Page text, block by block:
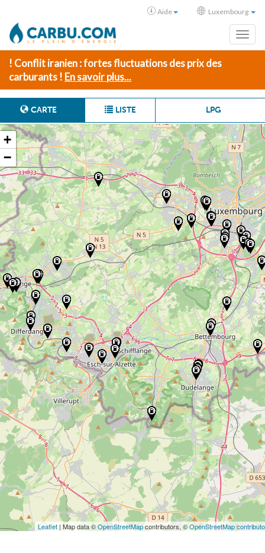
Aide Luxembourg
! Conflit iranien : fortes fluctuations des prix des
carburants ! En savoir plus...
CARTE LISTE LPG
+
−
Leaflet | Map data ©OpenStreetMapcontributors, ©OpenStreetMap